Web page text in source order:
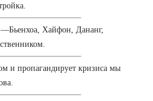
Хайфон, Дананг,
и пропагандирует кризиса мы